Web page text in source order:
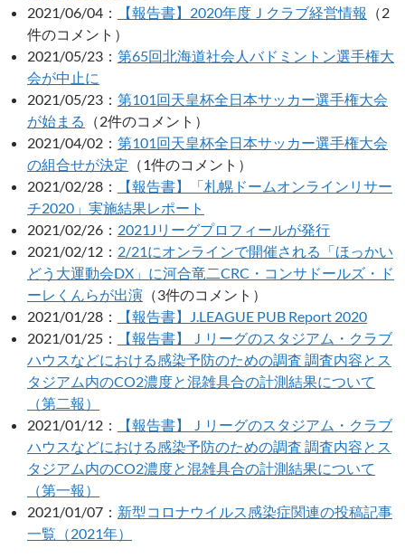
2021/06/04：
【報告書】2020年度Ｊクラブ経営情報
（2
件のコメント）
2021/05/23： 第65回北海道社会人バドミントン選手権大
会が中止に
2021/05/23： 第101回天皇杯全日本サッカー選手権大会
が始まる
（2件のコメント）
2021/04/02： 第101回天皇杯全日本サッカー選手権大会
の組合せが決定 （1件のコメント）
2021/02/28：
【報告書】「札幌ドームオンラインリサー
チ2020」実施結果レポート
2021/02/26： 2021Jリーグプロフィールが発行
2021/02/12： 2/21にオンラインで開催される「ほっかい
どう大運動会DX」に河合竜二CRC・コンサドールズ・ド
ーレくんらが出演 （3件のコメント）
2021/01/28：
【報告書】J.LEAGUE PUB Report 2020
2021/01/25：
【報告書】Ｊリーグのスタジアム・クラブ
ハウスなどにおける感染予防のための調査 調査内容とス
タジアム内のCO2濃度と混雑具合の計測結果について
（第二報）
2021/01/12：
【報告書】Ｊリーグのスタジアム・クラブ
ハウスなどにおける感染予防のための調査 調査内容とス
タジアム内のCO2濃度と混雑具合の計測結果について
（第一報）
2021/01/07： 新型コロナウイルス感染症関連の投稿記事
一覧（2021年）